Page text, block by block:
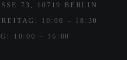
73, 10719 BERLIN
10:00 – 18:30
10:00 – 16:00